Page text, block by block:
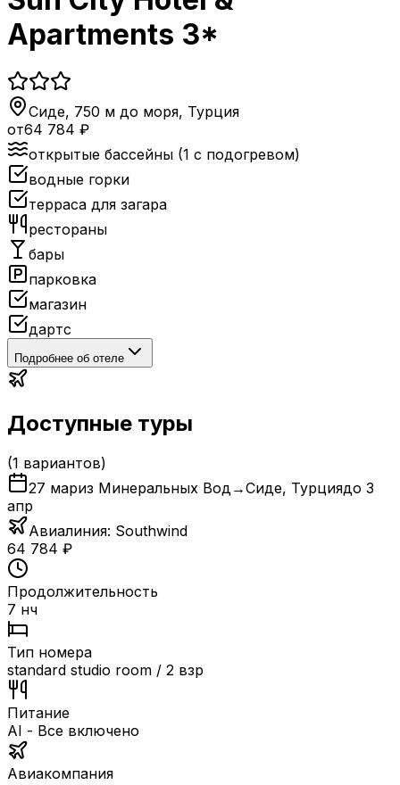
Apartments 3*
Сиде, 750 м до моря, Турция
от64 784 ₽
открытые бассейны (1 с подогревом)
водные горки
терраса для загара
рестораны
бары
парковка
магазин
дартс
Подробнее об отеле
Доступные туры
(1 вариантов)
27 мариз Минеральных Вод →Сиде, Турциядо 3
апр
Авиалиния: Southwind
64 784 ₽
Продолжительность
7 нч
Тип номера
standard studio room / 2 взр
Питание
AI - Все включено
Авиакомпания